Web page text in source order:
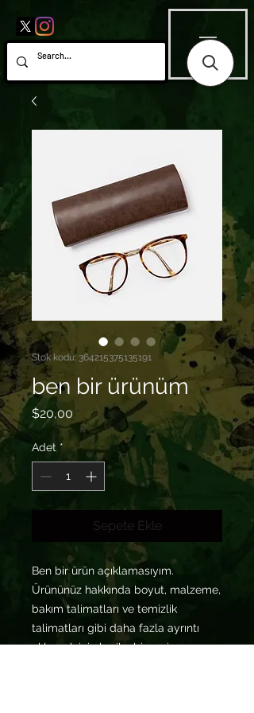
Stok kodu: 364215375135191
ben bir ürünüm
$20,00 Fiyat
Adet *
Sepete Ekle
Ben bir ürün açıklamasıyım.
Ürününüz hakkında boyut, malzeme,
bakım talimatları ve temizlik
talimatları gibi daha fazla ayrıntı
eklemek için harika bir yerim.